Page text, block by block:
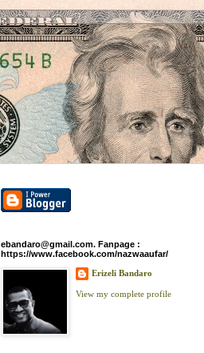
ebandaro@gmail.com. Fanpage :
https://www.facebook.com/nazwaaufar/
Erizeli Bandaro
View my complete profile